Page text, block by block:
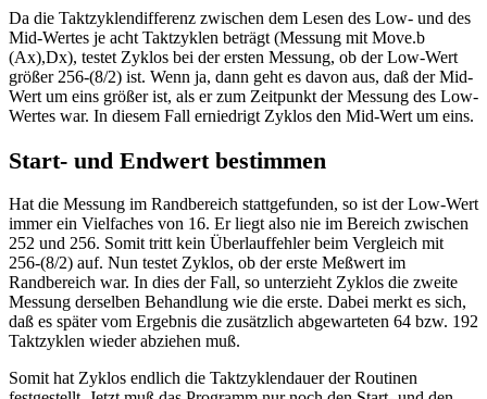
Da die Taktzyklendifferenz zwischen dem Lesen des Low- und des
Mid-Wertes je acht Taktzyklen beträgt (Messung mit Move.b
(Ax),Dx), testet Zyklos bei der ersten Messung, ob der Low-Wert
größer 256-(8/2) ist. Wenn ja, dann geht es davon aus, daß der Mid-
Wert um eins größer ist, als er zum Zeitpunkt der Messung des Low-
Wertes war. In diesem Fall erniedrigt Zyklos den Mid-Wert um eins.
Start- und Endwert bestimmen
Hat die Messung im Randbereich stattgefunden, so ist der Low-Wert
immer ein Vielfaches von 16. Er liegt also nie im Bereich zwischen
252 und 256. Somit tritt kein Überlauffehler beim Vergleich mit
256-(8/2) auf. Nun testet Zyklos, ob der erste Meßwert im
Randbereich war. In dies der Fall, so unterzieht Zyklos die zweite
Messung derselben Behandlung wie die erste. Dabei merkt es sich,
daß es später vom Ergebnis die zusätzlich abgewarteten 64 bzw. 192
Taktzyklen wieder abziehen muß.
Somit hat Zyklos endlich die Taktzyklendauer der Routinen